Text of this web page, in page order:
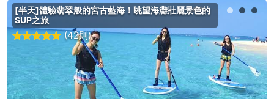
[半天]體驗翡翠般的宮古藍海！眺望海灘壯麗景色的
SUP之旅
(42則)